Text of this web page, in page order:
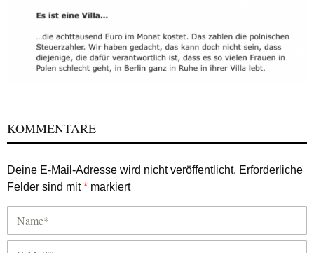
KOMMENTARE
Deine E-Mail-Adresse wird nicht veröffentlicht. Erforderliche
Felder sind mit* markiert